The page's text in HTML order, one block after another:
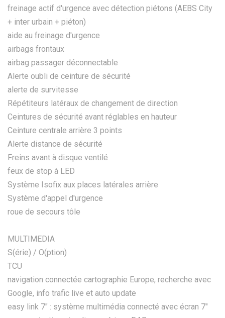
freinage actif d'urgence avec détection piétons (AEBS City
+ inter urbain + piéton)
aide au freinage d'urgence
airbags frontaux
airbag passager déconnectable
Alerte oubli de ceinture de sécurité
alerte de survitesse
Répétiteurs latéraux de changement de direction
Ceintures de sécurité avant réglables en hauteur
Ceinture centrale arrière 3 points
Alerte distance de sécurité
Freins avant à disque ventilé
feux de stop à LED
Système Isofix aux places latérales arrière
Système d'appel d'urgence
roue de secours tôle
MULTIMEDIA
S(érie) / O(ption)
TCU
navigation connectée cartographie Europe, recherche avec
Google, info trafic live et auto update
easy link 7" : système multimédia connecté avec écran 7"